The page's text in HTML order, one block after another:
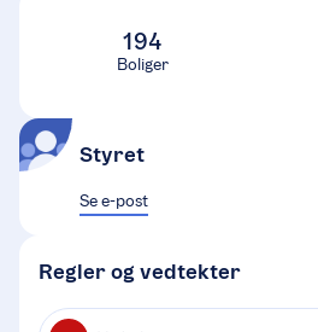
194
Boliger
Styret
Se e-post
Regler og vedtekter